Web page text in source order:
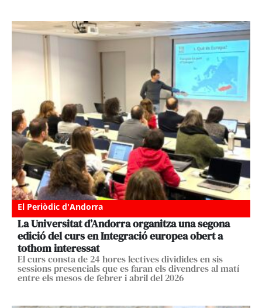
El Periòdic d'Andorra
La Universitat d’Andorra organitza una segona
edició del curs en Integració europea obert a
tothom interessat
El curs consta de 24 hores lectives dividides en sis
sessions presencials que es faran els divendres al matí
entre els mesos de febrer i abril del 2026